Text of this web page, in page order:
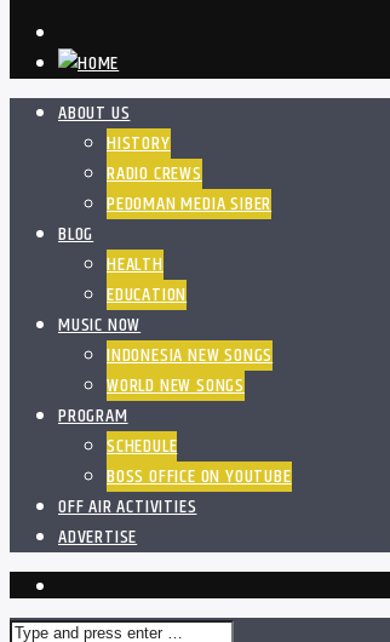
ABOUT US
HISTORY
RADIO CREWS
PEDOMAN MEDIA SIBER
BLOG
HEALTH
EDUCATION
MUSIC NOW
INDONESIA NEW SONGS
WORLD NEW SONGS
PROGRAM
SCHEDULE
BOSS OFFICE ON YOUTUBE
OFF AIR ACTIVITIES
ADVERTISE